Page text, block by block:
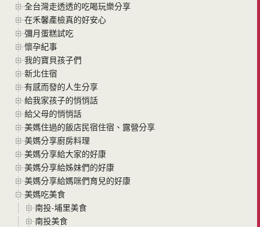
全台灣走透透的吃喝玩樂分享
在禾馨產檢真的好安心
彌月蛋糕試吃
懷孕紀事
我的寶貝孩子們
新北住宿
有感而發的人生分享
給我家孩子的悄悄話
給父母的悄悄話
美媽住過的飯店民宿住宿、露營分享
美媽分享廚房料理
美媽分享給大家的好康
美媽分享給姊妹們的好康
美媽分享給媽咪們育兒的好康
美媽吃美食
南投-埔里美食
南投美食